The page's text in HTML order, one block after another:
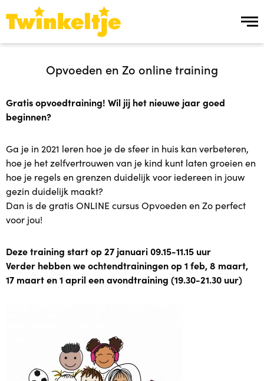
Team Twinkeltje
Manier van werken
Werken bij
Ons aanbod
Ons aanbod
Babytijd
Peuter in Zicht
Opvoeden en Zo
Opvoeden en Zo online training
Gratis opvoedtraining! Wil jij het nieuwe jaar goed
beginnen?
Ga je in 2021 leren hoe je de sfeer in huis kan verbeteren,
hoe je het zelfvertrouwen van je kind kunt laten groeien en
hoe je regels en grenzen duidelijk voor iedereen in jouw
gezin duidelijk maakt?
Dan is de gratis ONLINE cursus Opvoeden en Zo perfect
voor jou!
Deze training start op 27 januari 09.15-11.15 uur
Verder hebben we ochtendtrainingen op 1 feb, 8 maart,
17 maart en 1 april een avondtraining (19.30-21.30 uur)